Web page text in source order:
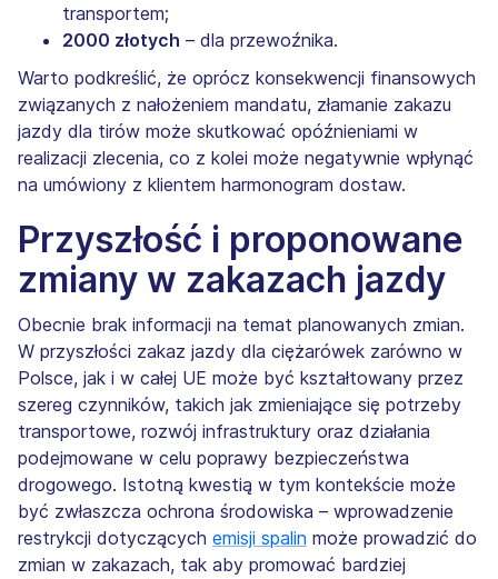
transportem;
2000 złotych – dla przewoźnika.
Warto podkreślić, że oprócz konsekwencji finansowych
związanych z nałożeniem mandatu, złamanie zakazu
jazdy dla tirów może skutkować opóźnieniami w
realizacji zlecenia, co z kolei może negatywnie wpłynąć
na umówiony z klientem harmonogram dostaw.
Przyszłość i proponowane
zmiany w zakazach jazdy
Obecnie brak informacji na temat planowanych zmian.
W przyszłości zakaz jazdy dla ciężarówek zarówno w
Polsce, jak i w całej UE może być kształtowany przez
szereg czynników, takich jak zmieniające się potrzeby
transportowe, rozwój infrastruktury oraz działania
podejmowane w celu poprawy bezpieczeństwa
drogowego. Istotną kwestią w tym kontekście może
być zwłaszcza ochrona środowiska – wprowadzenie
restrykcji dotyczących emisji spalin może prowadzić do
zmian w zakazach, tak aby promować bardziej